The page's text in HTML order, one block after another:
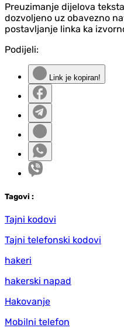
Preuzimanje dijelova
dozvoljeno uz obavezno
postavljanje linka ka
Podijeli:
Link je kopiran!
Tagovi :
Tajni kodovi
Tajni telefonski kodovi
hakeri
hakerski napad
Hakovanje
Mobilni telefon